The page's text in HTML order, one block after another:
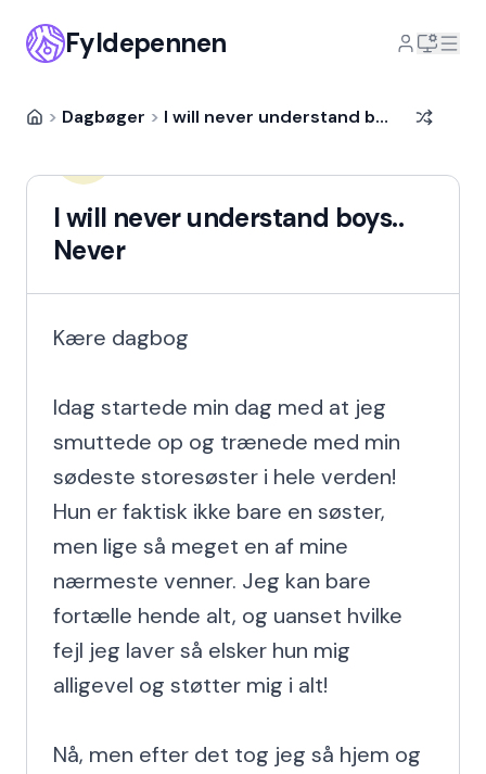
Fyldepennen
> Dagbøger > I will never understand boys.. Never
I will never understand boys..
Never
Kære dagbog
Idag startede min dag med at jeg
smuttede op og trænede med min
sødeste storesøster i hele verden!
Hun er faktisk ikke bare en søster,
men lige så meget en af mine
nærmeste venner. Jeg kan bare
fortælle hende alt, og uanset hvilke
fejl jeg laver så elsker hun mig
alligevel og støtter mig i alt!
Nå, men efter det tog jeg så hjem og